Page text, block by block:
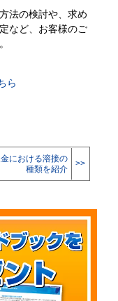
法の検討や、求め
など、お客様のご
ら
における溶接の
種類を紹介
>>